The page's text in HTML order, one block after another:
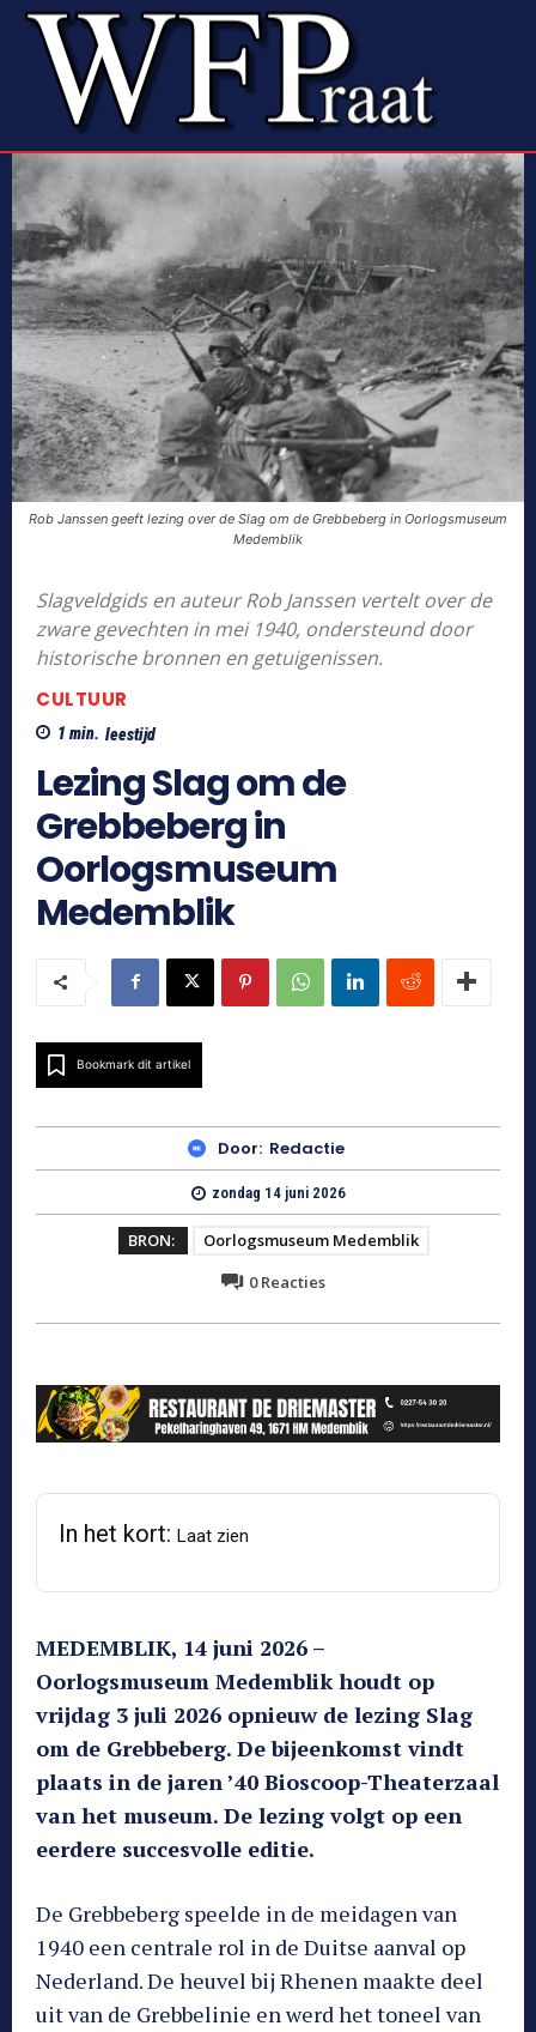
Rob Janssen geeft lezing over de Slag om de Grebbeberg in Oorlogsmuseum
Medemblik
Slagveldgids en auteur Rob Janssen vertelt over de
zware gevechten in mei 1940, ondersteund door
historische bronnen en getuigenissen.
CULTUUR
1 min. leestijd
Lezing Slag om de
Grebbeberg in
Oorlogsmuseum
Medemblik
Bookmark dit artikel
Door: Redactie
zondag 14 juni 2026
BRON:
Oorlogsmuseum Medemblik
0Reacties
In het kort: Laat zien
MEDEMBLIK, 14 juni 2026 –
Oorlogsmuseum Medemblik houdt op
vrijdag 3 juli 2026 opnieuw de lezing Slag
om de Grebbeberg. De bijeenkomst vindt
plaats in de jaren ’40 Bioscoop-Theaterzaal
van het museum. De lezing volgt op een
eerdere succesvolle editie.
De Grebbeberg speelde in de meidagen van
1940 een centrale rol in de Duitse aanval op
Nederland. De heuvel bij Rhenen maakte deel
uit van de Grebbelinie en werd het toneel van